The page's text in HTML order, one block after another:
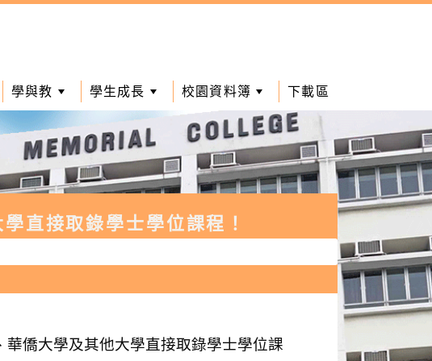
學與教 學生成長 校園資料簿 下載區
直接取錄學士學位課程！
僑大學及其他大學直接取錄學士學位課